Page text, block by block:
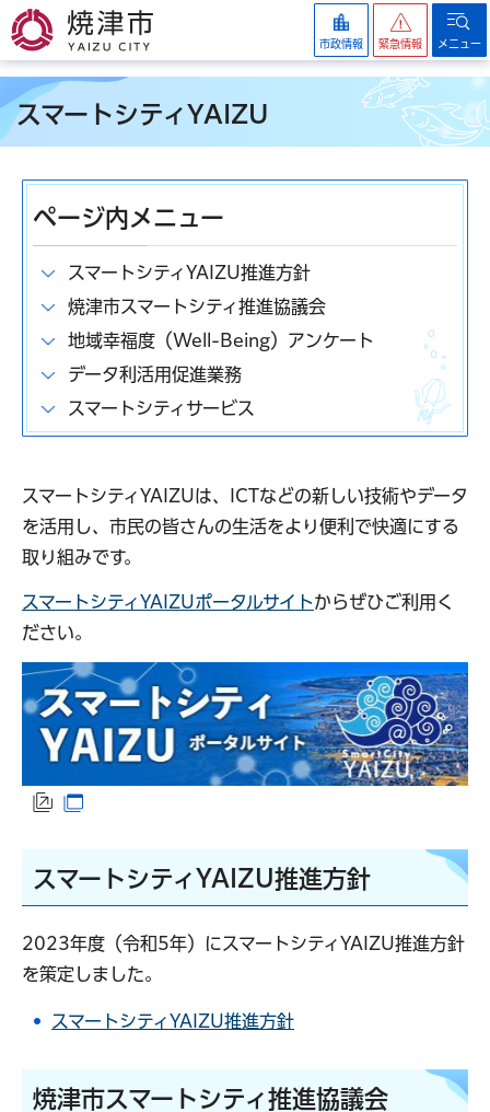
焼津市
市政情報 緊急情報 メニュー
スマートシティYAIZU
ページ内メニュー
スマートシティYAIZU推進方針
焼津市スマートシティ推進協議会
地域幸福度（Well-Being）アンケート
データ利活用促進業務
スマートシティサービス
スマートシティYAIZUは、ICTなどの新しい技術やデータ
を活用し、市民の皆さんの生活をより便利で快適にする
取り組みです。
スマートシティYAIZUポータルサイトからぜひご利用く
ださい。
（外部サイトへリンク）
スマートシティYAIZU推進方針
2023年度（令和5年）にスマートシティYAIZU推進方針
を策定しました。
スマートシティYAIZU推進方針
焼津市スマートシティ推進協議会